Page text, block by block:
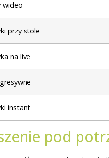
wideo
przy stole
na live
instant
pod